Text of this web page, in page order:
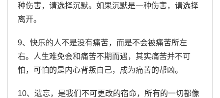
种伤害，请选择沉默。如果沉默是一种伤害，请选择
离开。
9、快乐的人不是没有痛苦，而是不会被痛苦所左
右。人生难免会和痛苦不期而遇，其实痛苦并不可
怕，可怕的是内心背叛自己，成为痛苦的帮凶。
10、遗忘，是我们不可更改的宿命，所有的一切都像